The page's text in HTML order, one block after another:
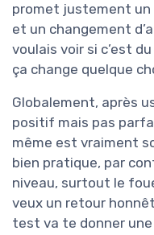
promet justement
et un changement
voulais voir si c’est
ça change quelque
Globalement, après
positif mais pas
même est vraiment
bien pratique, par
niveau, surtout le
veux un retour
test va te donner